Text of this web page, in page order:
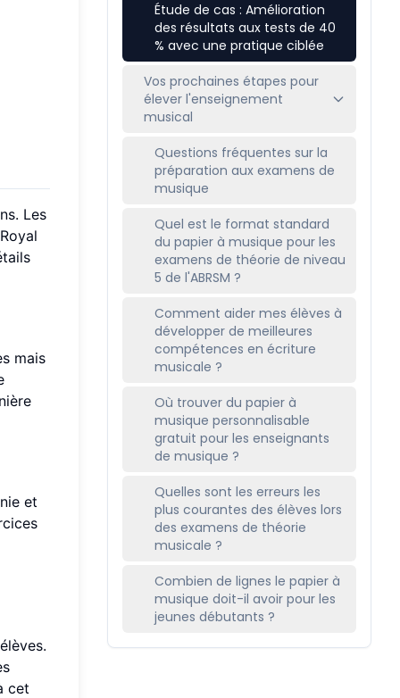
Les
mais
et
cet
Étude de cas : Amélioration
des résultats aux tests de 40
% avec une pratique ciblée
Vos prochaines étapes pour
élever l'enseignement
musical
Questions fréquentes sur la
préparation aux examens de
musique
Quel est le format standard
du papier à musique pour les
examens de théorie de niveau
5 de l'ABRSM ?
Comment aider mes élèves à
développer de meilleures
compétences en écriture
musicale ?
Où trouver du papier à
musique personnalisable
gratuit pour les enseignants
de musique ?
Quelles sont les erreurs les
plus courantes des élèves lors
des examens de théorie
musicale ?
Combien de lignes le papier à
musique doit-il avoir pour les
jeunes débutants ?